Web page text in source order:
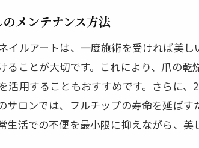
最新デザインを取り
フルチップで楽しむ
大阪市西区でのフル
長さだしの技術で大阪市
ネイルアートの進化
大阪市西区で進化を
メンテナンス方法
イルアートは、一度施術を受ければ美
ることが大切です。これにより、爪の
活用することもおすすめです。さらに
サロンでは、フルチップの寿命を延ば
生活での不便を最小限に抑えながら、美